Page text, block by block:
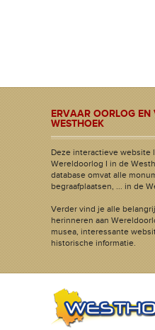
ERVAAR OORLOG EN
WESTHOEK
Deze interactieve website
Wereldoorlog I in de
database omvat alle
begraafplaatsen, ... in de
Verder vind je alle
herinneren aan
musea, interessante
historische informatie.